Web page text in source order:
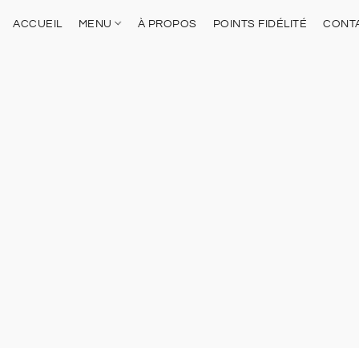
ACCUEIL MENU À PROPOS POINTS FIDÉLITÉ